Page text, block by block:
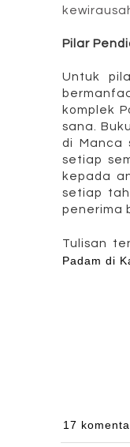
Pilar
Untuk
komplek
sana.
di Manca
setiap
kepada
setiap
penerima
Tulisan
Padam di
17